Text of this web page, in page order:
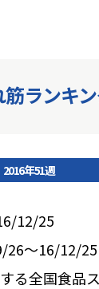
ランキ
2016年51週
12/25
26～16/12/25
る全国食品